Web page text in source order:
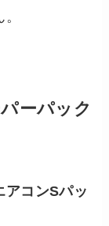
ーパック
アコンSパッ